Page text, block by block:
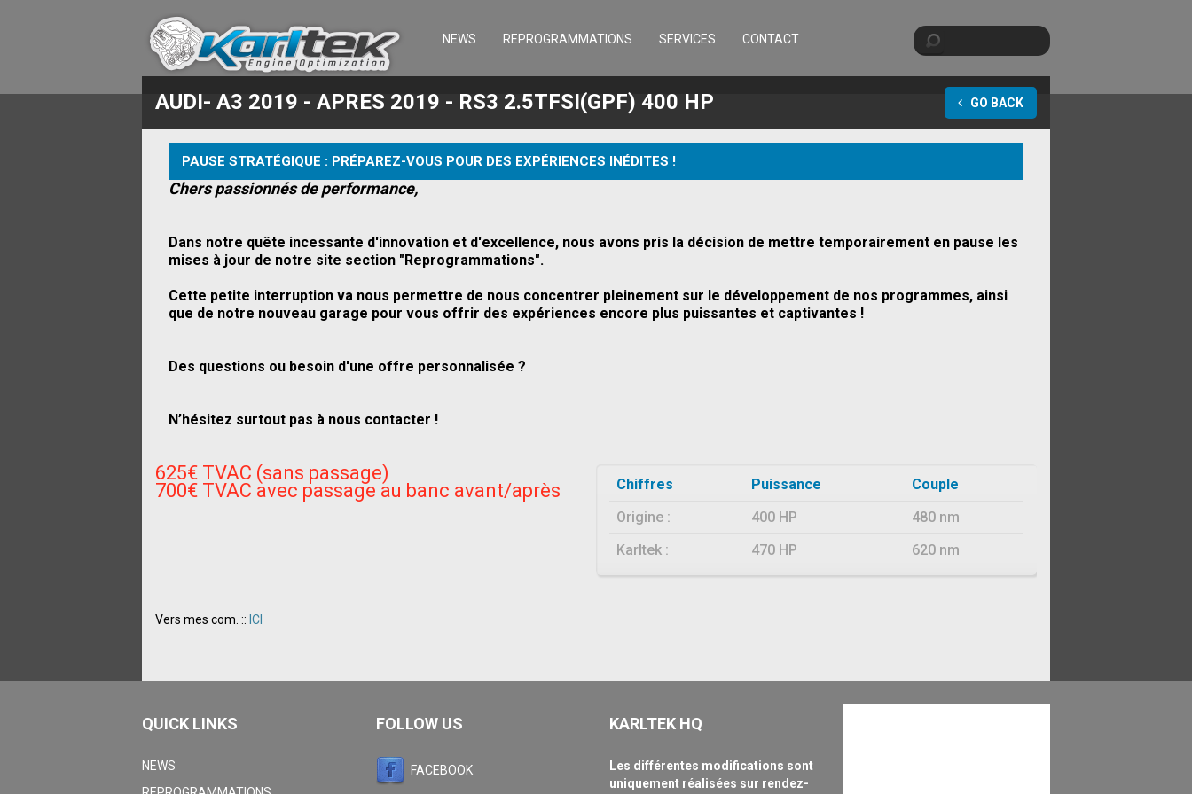
NEWS REPROGRAMMATIONS SERVICES CONTACT SEARCH FORM
Search
AUDI- A3 2019 - APRES 2019 - RS3 2.5TFSI(GPF) 400 HP
PAUSE STRATÉGIQUE : PRÉPAREZ-VOUS POUR DES EXPÉRIENCES INÉDITES !
Chers passionnés de performance,
Dans notre quête incessante d'innovation et d'excellence, nous avons pris la décision de mettre temporairement en pause les
mises à jour de notre site section "Reprogrammations".
Cette petite interruption va nous permettre de nous concentrer pleinement sur le développement de nos programmes, ainsi
que de notre nouveau garage pour vous offrir des expériences encore plus puissantes et captivantes !
Des questions ou besoin d'une offre personnalisée ?
N’hésitez surtout pas à nous contacter !
GO BACK
625€ TVAC (sans passage)
700€ TVAC avec passage au banc avant/après
Chiffres Puissance
Couple
Origine :
400 HP
480 nm
Karltek :
470 HP 620 nm
Vers mes com. :: ICI
QUICK LINKS
NEWS
FOLLOW US
FACEBOOK
KARLTEK HQ
Les différentes modifications sont
uniquement réalisées sur rendez-